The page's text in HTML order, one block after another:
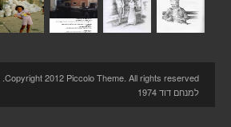
למנחם דוד 1974